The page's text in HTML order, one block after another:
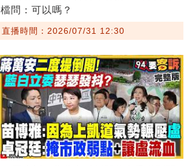
檔問：可以嗎？
直播時間：2026/07/31 12:30